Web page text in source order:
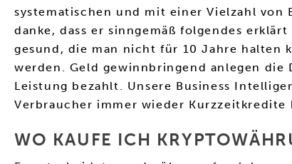
systematischen und mit einer Vielzahl von
danke, dass er sinngemäß folgendes
gesund, die man nicht für 10 Jahre halten
werden. Geld gewinnbringend anlegen
Leistung bezahlt. Unsere Business
Verbraucher immer wieder Kurzzeitkredite
WO KAUFE ICH